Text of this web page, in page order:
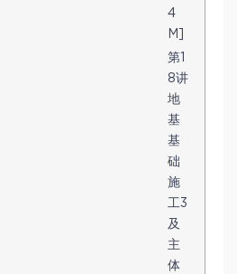
4
M]
第1
8讲
地
基
基
础
施
工3
及
主
体